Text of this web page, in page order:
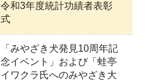
令和3年度統計功績者表彰
式
「みやざき犬発見10周年記
念イベント」および「蛙亭
イワクラ氏へのみやざき大